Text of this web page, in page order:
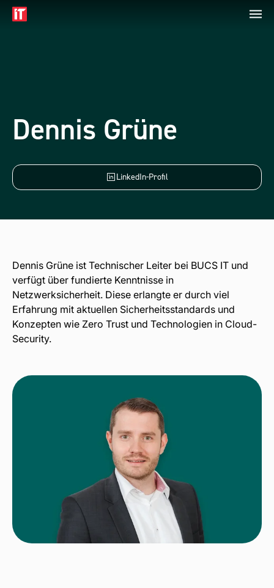
Dennis Grüne
LinkedIn-Profil
Dennis Grüne ist Technischer Leiter bei BUCS IT und
verfügt über fundierte Kenntnisse in
Netzwerksicherheit. Diese erlangte er durch viel
Erfahrung mit aktuellen Sicherheitsstandards und
Konzepten wie Zero Trust und Technologien in Cloud-
Security.